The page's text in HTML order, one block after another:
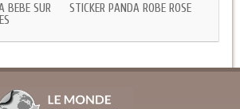
BEBE SUR
STICKER PANDA ROBE ROSE